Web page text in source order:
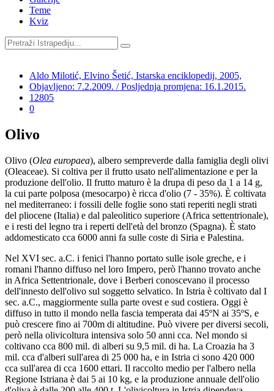
Teme
Kviz
Aldo Milotić, Elvino Šetić, Istarska enciklopedij, 2005,
Objavljeno: 7.2.2009. / Posljednja promjena: 16.1.2015.
12805
0
Olivo
Olivo (Olea europaea), albero sempreverde dalla famiglia degli olivi
(Oleaceae). Si coltiva per il frutto usato nell'alimentazione e per la
produzione dell'olio. Il frutto maturo è la drupa di peso da 1 a 14 g,
la cui parte polposa (mesocarpo) è ricca d'olio (7 - 35%). È coltivata
nel mediterraneo: i fossili delle foglie sono stati reperiti negli strati
del pliocene (Italia) e dal paleolitico superiore (Africa settentrionale),
e i resti del legno tra i reperti dell'età del bronzo (Spagna). È stato
addomesticato cca 6000 anni fa sulle coste di Siria e Palestina.
Nel XVI sec. a.C. i fenici l'hanno portato sulle isole greche, e i
romani l'hanno diffuso nel loro Impero, però l'hanno trovato anche
in Africa Settentrionale, dove i Berberi conoscevano il processo
dell'innesto dell'olivo sul soggetto selvatico. In Istria è coltivato dal I
sec. a.C., maggiormente sulla parte ovest e sud costiera. Oggi è
diffuso in tutto il mondo nella fascia temperata dai 45ºN ai 35ºS, e
può crescere fino ai 700m di altitudine. Può vivere per diversi secoli,
però nella olivicoltura intensiva solo 50 anni cca. Nel mondo si
coltivano cca 800 mil. di alberi su 9,5 mil. di ha. La Croazia ha 3
mil. cca d'alberi sull'area di 25 000 ha, e in Istria ci sono 420 000
cca sull'area di cca 1600 ettari. Il raccolto medio per l'albero nella
Regione Istriana è dai 5 ai 10 kg, e la produzione annuale dell'olio